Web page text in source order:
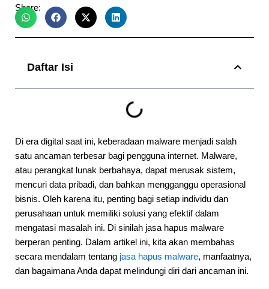
Share:
Daftar Isi
Di era digital saat ini, keberadaan malware menjadi salah
satu ancaman terbesar bagi pengguna internet. Malware,
atau perangkat lunak berbahaya, dapat merusak sistem,
mencuri data pribadi, dan bahkan mengganggu operasional
bisnis. Oleh karena itu, penting bagi setiap individu dan
perusahaan untuk memiliki solusi yang efektif dalam
mengatasi masalah ini. Di sinilah jasa hapus malware
berperan penting. Dalam artikel ini, kita akan membahas
secara mendalam tentang jasa hapus malware, manfaatnya,
dan bagaimana Anda dapat melindungi diri dari ancaman ini.